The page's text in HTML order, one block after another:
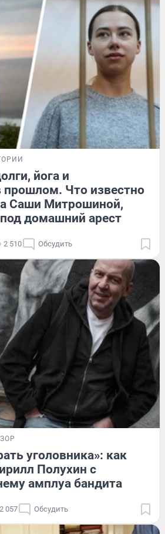
йога и
прошлом. Что известно
Саши Митрошиной,
домашний арест
2 510 Обсудить
уголовника»: как
Полухин с
амплуа бандита
2 057 Обсудить